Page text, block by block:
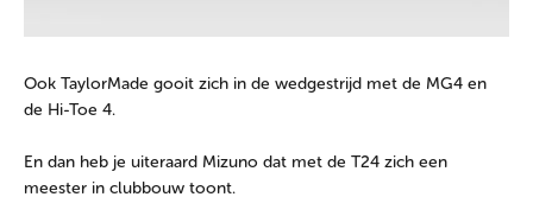
Ook TaylorMade gooit zich in de wedgestrijd met de MG4 en
de Hi-Toe 4.
En dan heb je uiteraard Mizuno dat met de T24 zich een
meester in clubbouw toont.